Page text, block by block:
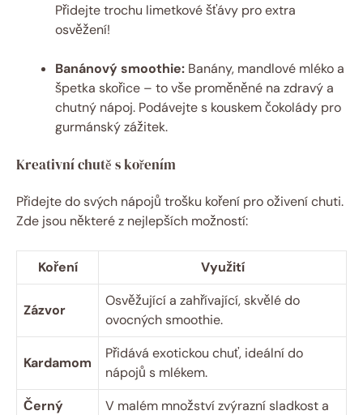
Přidejte trochu limetkové šťávy pro extra
osvěžení!
Banánový smoothie: Banány, mandlové mléko a
špetka skořice – to vše proměněné na zdravý a
chutný nápoj. Podávejte s kouskem čokolády pro
gurmánský zážitek.
Kreativní chutě s kořením
Přidejte do svých nápojů trošku koření pro oživení chuti.
Zde jsou některé z nejlepších možností:
Koření Využití
Zázvor
Osvěžující a zahřívající, skvělé do
ovocných smoothie.
Kardamom
Přidává exotickou chuť, ideální do
nápojů s mlékem.
Černý
V malém množství zvýrazní sladkost a